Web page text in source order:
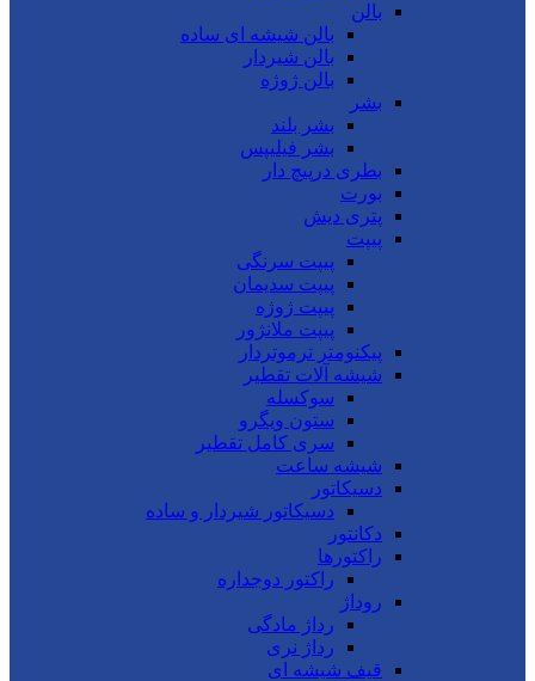
بالن
بالن شیشه ای ساده
بالن شیردار
بالن ژوژه
بشر
بشر بلند
بشر فیلیپس
بطری درپیچ دار
بورت
پتری دیش
پیپت
پیپت سرنگی
پیپت سدیمان
پیپت ژوژه
پیپت ملانژور
پیکنومتر ترموتردار
شیشه آلات تقطیر
سوکسله
ستون ویگرو
سری کامل تقطیر
شیشه ساعت
دسیکاتور
دسیکاتور شیردار و ساده
دکانتور
راکتورها
راکتور دوجداره
روداژ
رداژ مادگی
رداژ نری
قیف شیشه ای